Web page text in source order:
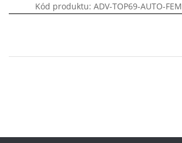
Kód produktu: ADV-TOP69-AUTO-FEM